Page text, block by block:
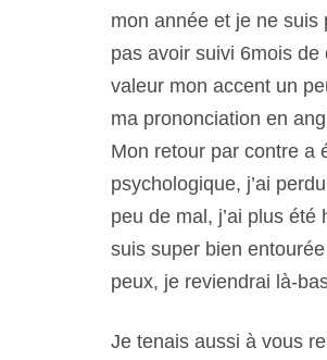
mon année et je ne
pas avoir suivi 6mois
valeur mon accent un
ma prononciation en
Mon retour par contre a
psychologique, j’ai
peu de mal, j’ai plus
suis super bien
peux, je reviendrai là-
Je tenais aussi à vous